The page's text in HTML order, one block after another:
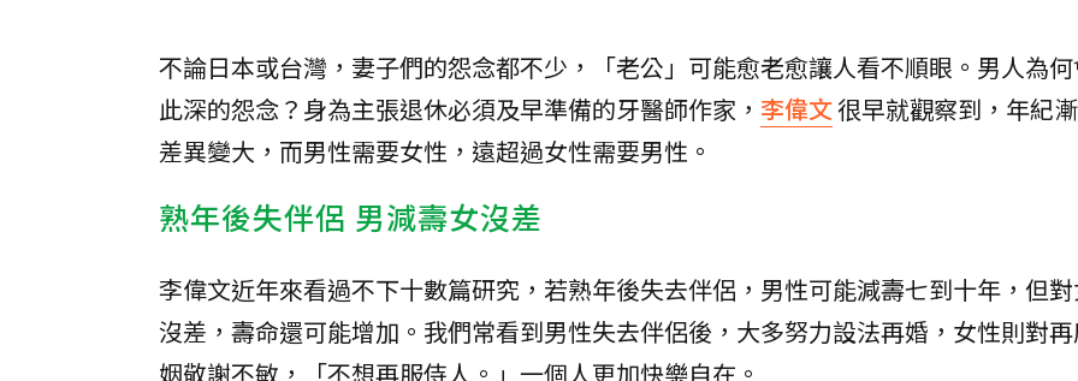
不論日本或台灣，妻子們的怨念都不少，「老公」可能愈老愈讓人看不順眼。男人為
此深的怨念？身為主張退休必須及早準備的牙醫師作家， 李偉文很早就觀察到，年紀
差異變大，而男性需要女性，遠超過女性需要男性。
熟年後失伴侶 男減壽女沒差
李偉文近年來看過不下十數篇研究，若熟年後失去伴侶，男性可能減壽七到十年，但
沒差，壽命還可能增加。我們常看到男性失去伴侶後，大多努力設法再婚，女性則對
姻敬謝不敏，「不想再服侍人。」一個人更加快樂自在。